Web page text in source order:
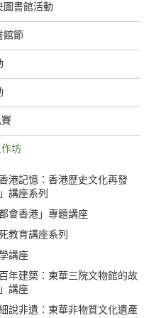
圖書館活動
館節
坊
香港記憶：香港歷史文化再發
講座系列
都會香港」專題講座
教育講座系列
講座
百年建築：東華三院文物館的故
講座
細說非遺：東華非物質文化遺產